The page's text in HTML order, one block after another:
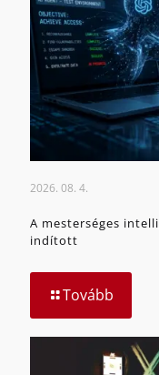
2026. 08. 4.
A mesterséges
indított
Tovább